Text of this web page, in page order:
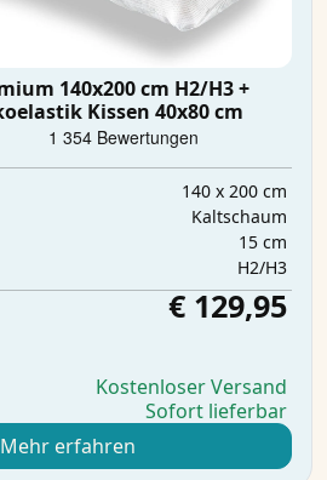
140x200 cm H2/H3 +
Kissen 40x80 cm
140 x 200 cm
Kaltschaum
15 cm
H2/H3
€ 129,95
Kostenloser Versand
Sofort lieferbar
erfahren